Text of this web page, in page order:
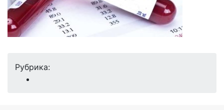
Рубрика: